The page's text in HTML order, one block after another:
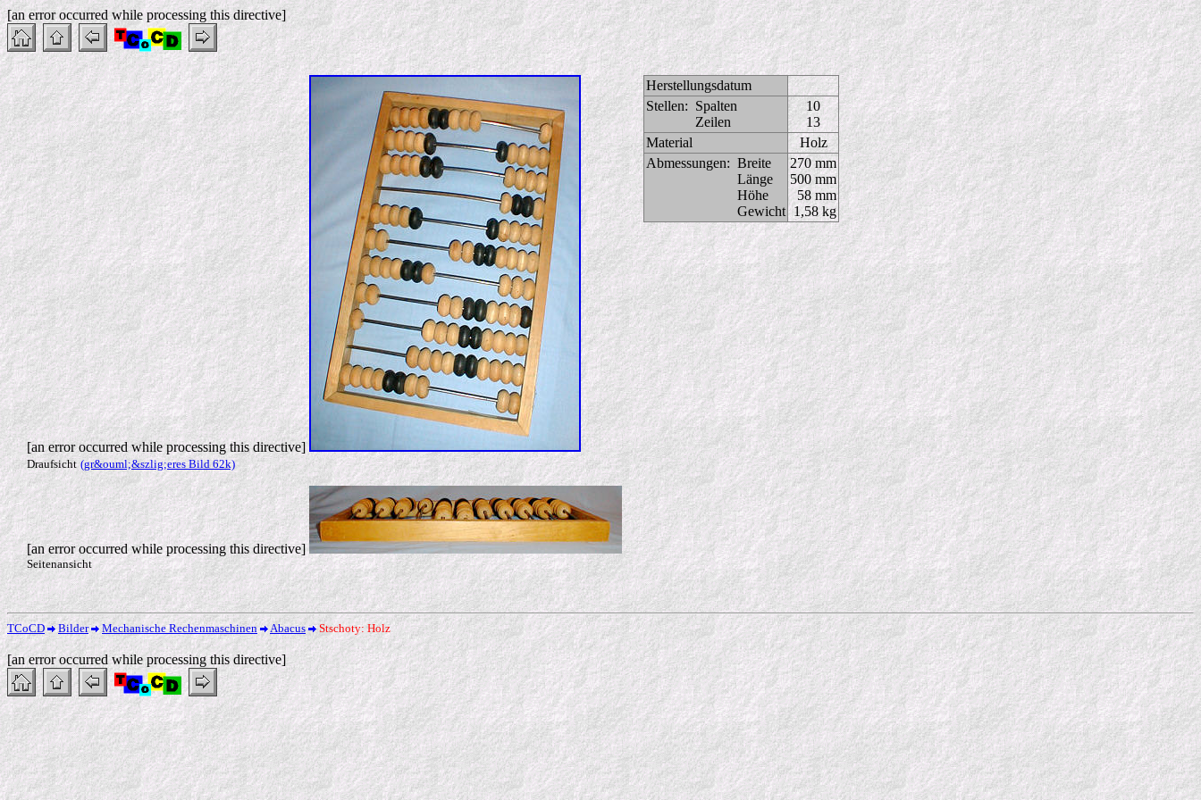
[an error occurred while processing this directive]
[an error occurred while processing this directive]
Draufsicht (gr&ouml;&szlig;eres Bild 62k)
[an error occurred while processing this directive]
Seitenansicht
Herstellungsdatum
Stellen: Spalten
Zeilen
10
13
Material
Holz
Abmessungen: Breite
Länge
Höhe
Gewicht
270 mm
500 mm
58 mm
1,58 kg
TCoCD Bilder Mechanische Rechenmaschinen Abacus Stschoty: Holz
[an error occurred while processing this directive]